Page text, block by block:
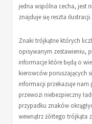
jedna wspólna cecha, jest
znajduje się reszta ilustracji.
Znaki trójkątne których
opisywanym zestawieniu,
informacje które będą o
kierowców poruszających
informacji przekazuje
przewozi niebezpieczny
przypadku znaków
wewnątrz żółtego trójkąta